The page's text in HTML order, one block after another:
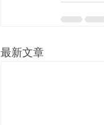
最新文章